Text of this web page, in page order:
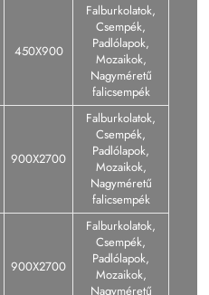
450X900
Falburkolatok,
Csempék,
Padlólapok,
Mozaikok,
Nagyméretű
falicsempék
900X2700
Falburkolatok,
Csempék,
Padlólapok,
Mozaikok,
Nagyméretű
falicsempék
900X2700
Falburkolatok,
Csempék,
Padlólapok,
Mozaikok,
Nagyméretű